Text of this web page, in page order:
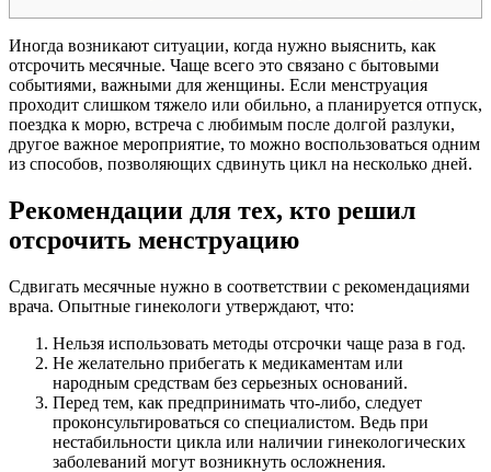
Иногда возникают ситуации, когда нужно выяснить, как
отсрочить месячные. Чаще всего это связано с бытовыми
событиями, важными для женщины. Если менструация
проходит слишком тяжело или обильно, а планируется отпуск,
поездка к морю, встреча с любимым после долгой разлуки,
другое важное мероприятие, то можно воспользоваться одним
из способов, позволяющих сдвинуть цикл на несколько дней.
Рекомендации для тех, кто решил
отсрочить менструацию
Сдвигать месячные нужно в соответствии с рекомендациями
врача. Опытные гинекологи утверждают, что:
Нельзя использовать методы отсрочки чаще раза в год.
Не желательно прибегать к медикаментам или
народным средствам без серьезных оснований.
Перед тем, как предпринимать что-либо, следует
проконсультироваться со специалистом. Ведь при
нестабильности цикла или наличии гинекологических
заболеваний могут возникнуть осложнения.